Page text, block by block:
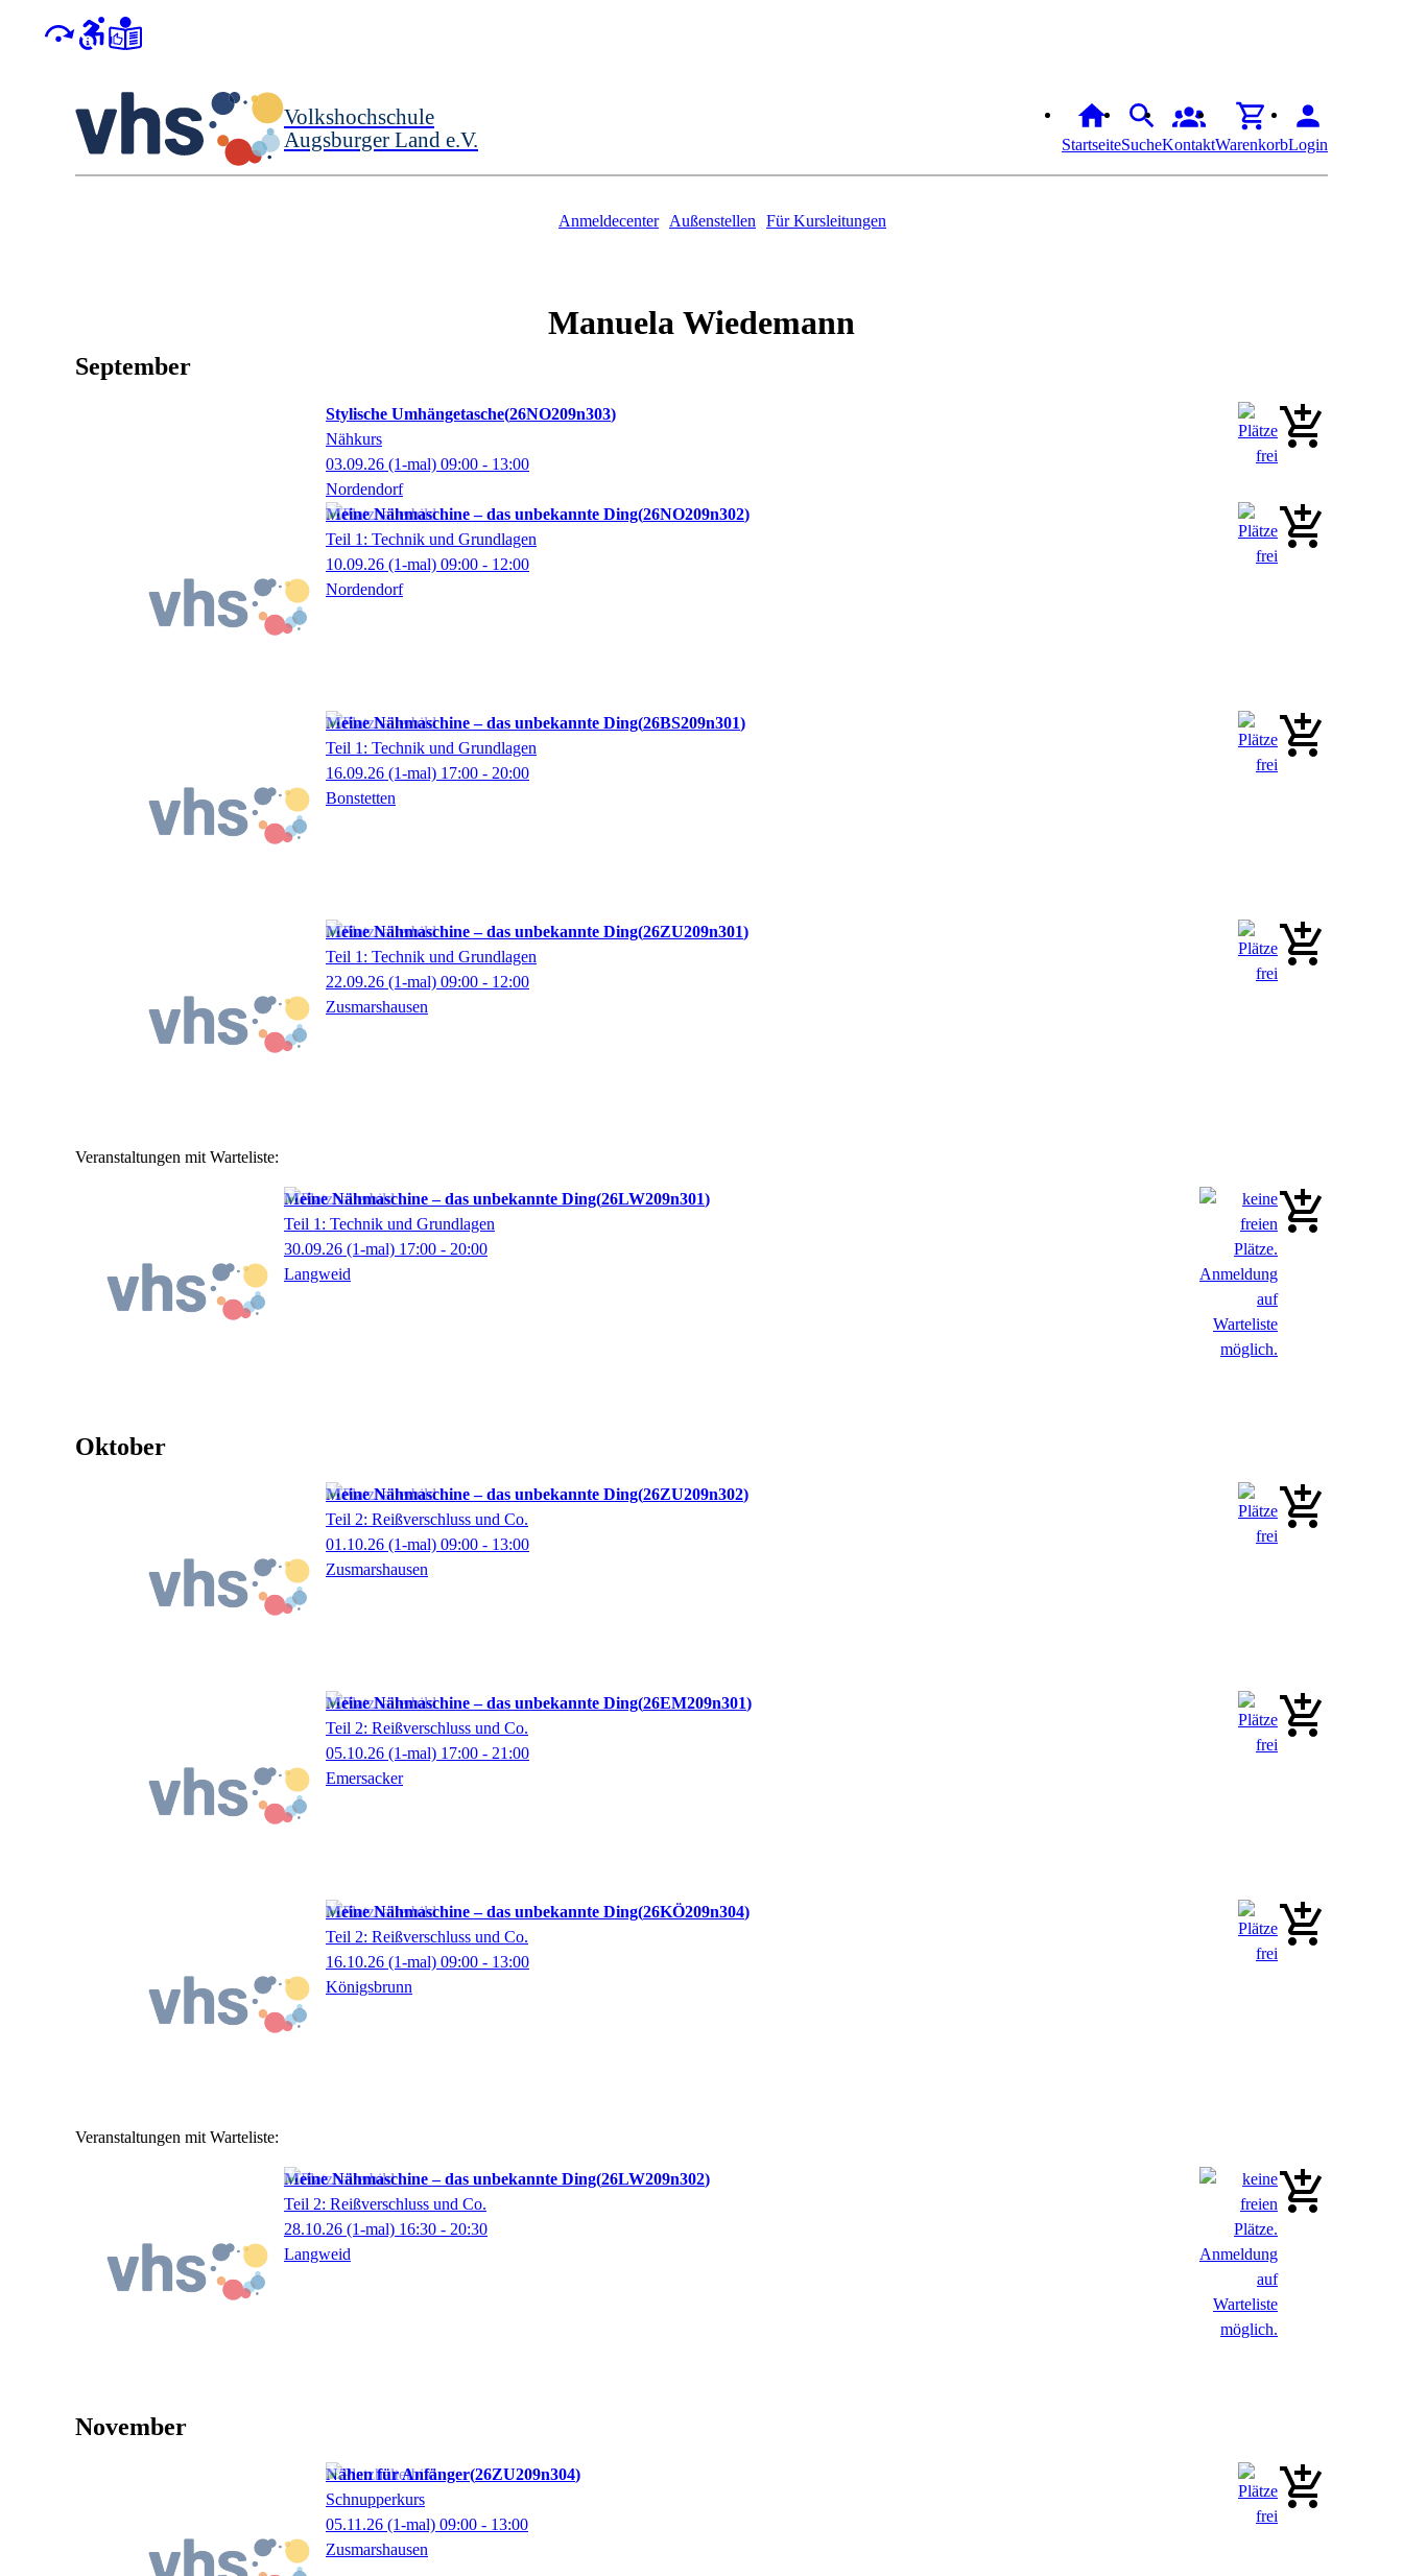
Volkshochschule
Augsburger Land e.V.
StartseiteSucheKontaktWarenkorbLogin
Anmeldecenter Außenstellen Für Kursleitungen
Manuela Wiedemann
September
Stylische Umhängetasche 26NO209n303
Nähkurs
03.09.26 (1-mal) 09:00 - 13:00
Nordendorf
Meine Nähmaschine – das unbekannte Ding 26NO209n302
Teil 1: Technik und Grundlagen
10.09.26 (1-mal) 09:00 - 12:00
Nordendorf
Meine Nähmaschine – das unbekannte Ding 26BS209n301
Teil 1: Technik und Grundlagen
16.09.26 (1-mal) 17:00 - 20:00
Bonstetten
Meine Nähmaschine – das unbekannte Ding 26ZU209n301
Teil 1: Technik und Grundlagen
22.09.26 (1-mal) 09:00 - 12:00
Zusmarshausen
Veranstaltungen mit Warteliste:
Meine Nähmaschine – das unbekannte Ding 26LW209n301
Teil 1: Technik und Grundlagen
30.09.26 (1-mal) 17:00 - 20:00
Langweid
Oktober
Meine Nähmaschine – das unbekannte Ding 26ZU209n302
Teil 2: Reißverschluss und Co.
01.10.26 (1-mal) 09:00 - 13:00
Zusmarshausen
Meine Nähmaschine – das unbekannte Ding 26EM209n301
Teil 2: Reißverschluss und Co.
05.10.26 (1-mal) 17:00 - 21:00
Emersacker
Meine Nähmaschine – das unbekannte Ding 26KÖ209n304
Teil 2: Reißverschluss und Co.
16.10.26 (1-mal) 09:00 - 13:00
Königsbrunn
Veranstaltungen mit Warteliste:
Meine Nähmaschine – das unbekannte Ding 26LW209n302
Teil 2: Reißverschluss und Co.
28.10.26 (1-mal) 16:30 - 20:30
Langweid
November
Nähen für Anfänger 26ZU209n304
Schnupperkurs
05.11.26 (1-mal) 09:00 - 13:00
Zusmarshausen